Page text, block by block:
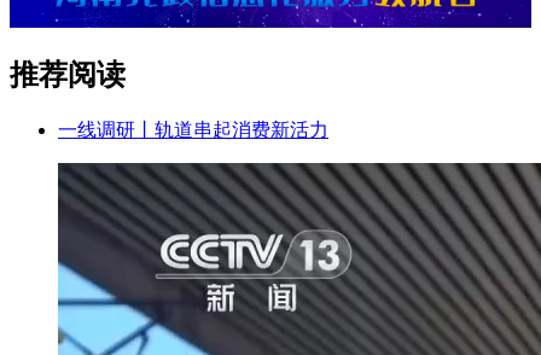
推荐阅读
一线调研丨轨道串起消费新活力